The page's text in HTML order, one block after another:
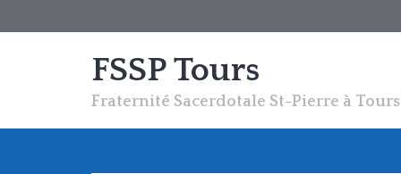
FSSP Tours
Fraternité Sacerdotale St-Pierre à Tours